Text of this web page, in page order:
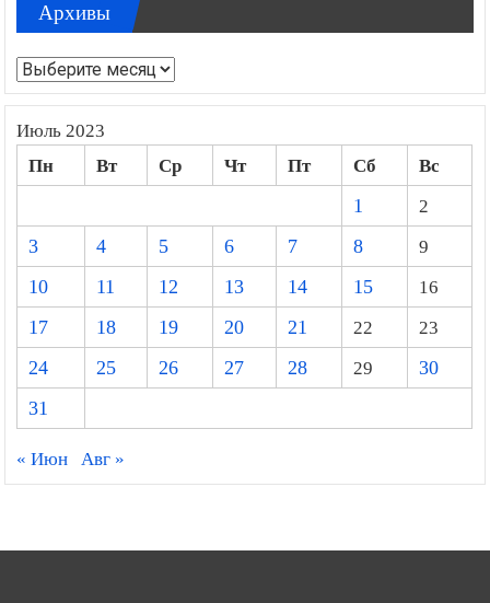
Архивы
Архивы
Июль 2023
Пн Вт Ср Чт Пт Сб
Вс
1
2
3
4 5 6 7 8
9
10
11 12 13 14 15
16
17
18 19 20 21 22
23
24
25 26 27 28 29
30
31
« Июн Авг »